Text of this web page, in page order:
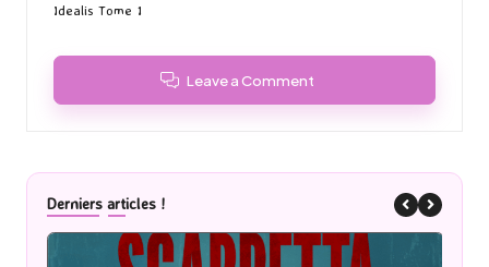
Idealis Tome 1
Leave a Comment
Derniers articles !